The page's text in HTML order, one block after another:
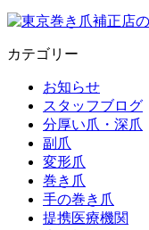
カテゴリー
お知らせ
スタッフブログ
分厚い爪・深爪
副爪
変形爪
巻き爪
手の巻き爪
提携医療機関